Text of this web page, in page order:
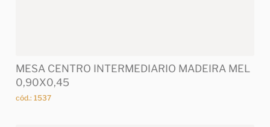
MESA CENTRO INTERMEDIARIO MADEIRA MEL
0,90X0,45
cód.: 1537